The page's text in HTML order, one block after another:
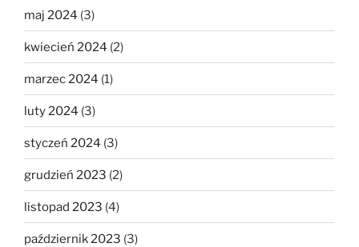
maj 2024 (3)
kwiecień 2024 (2)
marzec 2024 (1)
luty 2024 (3)
styczeń 2024 (3)
grudzień 2023 (2)
listopad 2023 (4)
październik 2023 (3)